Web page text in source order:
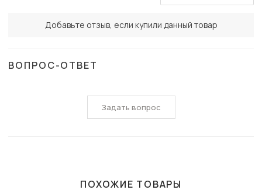
Добавьте отзыв, если купили данный товар
ВОПРОС-ОТВЕТ
Задать вопрос
ПОХОЖИЕ ТОВАРЫ